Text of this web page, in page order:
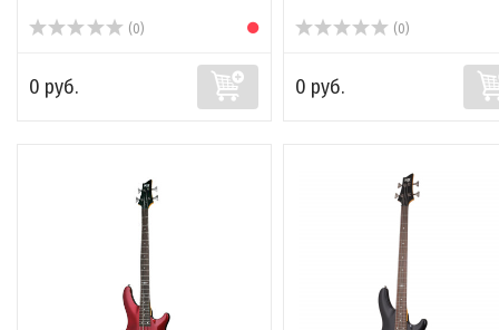
(0)
0 руб.
(0)
0 руб.